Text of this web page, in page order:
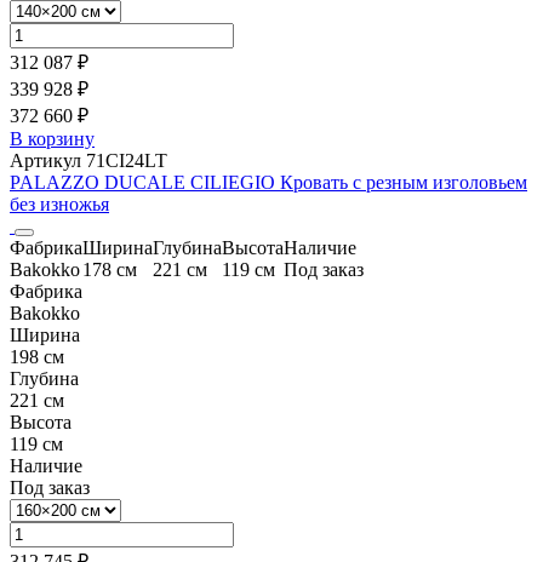
312 087 ₽
339 928 ₽
372 660 ₽
В корзину
Артикул 71CI24LT
PALAZZO DUCALE CILIEGIO Кровать с резным изголовьем
без изножья
Фабрика
Bakokko
Ширина
178 см
Глубина
221 см
Высота
119 см
Наличие
Под заказ
Фабрика
Bakokko
Ширина
198 см
Глубина
221 см
Высота
119 см
Наличие
Под заказ